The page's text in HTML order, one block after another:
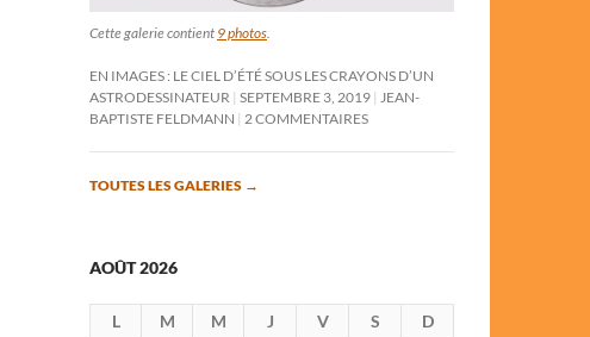
Cette galerie contient 9 photos
EN IMAGES : LE CIEL D’ÉTÉ SOUS LES CRAYONS D’UN
ASTRODESSINATEUR SEPTEMBRE 3, 2019
JEAN-
BAPTISTE FELDMANN
2 COMMENTAIRES
TOUTES LES GALERIES →
AOÛT 2026
L M M J V S
D